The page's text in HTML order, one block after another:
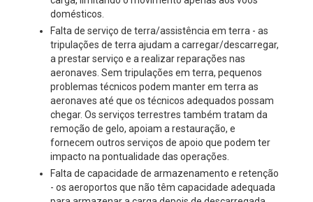
domésticos.
Falta de serviço de terra/assistência em terra - as
tripulações de terra ajudam a carregar/descarregar,
a prestar serviço e a realizar reparações nas
aeronaves. Sem tripulações em terra, pequenos
problemas técnicos podem manter em terra as
aeronaves até que os técnicos adequados possam
chegar. Os serviços terrestres também tratam da
remoção de gelo, apoiam a restauração, e
fornecem outros serviços de apoio que podem ter
impacto na pontualidade das operações.
Falta de capacidade de armazenamento e retenção
- os aeroportos que não têm capacidade adequada